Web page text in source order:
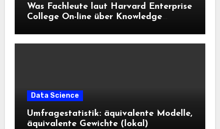
Was Fachleute laut Harvard Enterprise
College On-line über Knowledge
Data Science
Umfragestatistik: äquivalente Modelle,
äquivalente Gewichte (lokal)